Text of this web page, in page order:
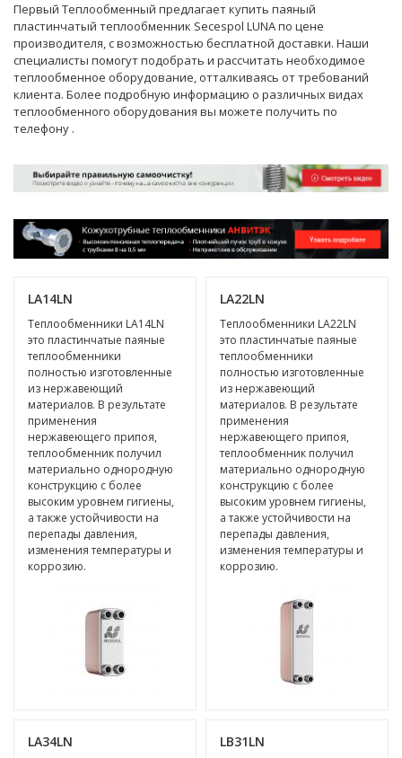
Первый Теплообменный предлагает купить паяный
пластинчатый теплообменник Secespol LUNA по цене
производителя, с возможностью бесплатной доставки. Наши
специалисты помогут подобрать и рассчитать необходимое
теплообменное оборудование, отталкиваясь от требований
клиента. Более подробную информацию о различных видах
теплообменного оборудования вы можете получить по
телефону .
LA14LN
Теплообменники LA14LN
это пластинчатые паяные
теплообменники
полностью изготовленные
из нержавеющий
материалов. В результате
применения
нержавеющего припоя,
теплообменник получил
материально однородную
конструкцию с более
высоким уровнем гигиены,
а также устойчивости на
перепады давления,
изменения температуры и
коррозию.
LA22LN
Теплообменники LA22LN
это пластинчатые паяные
теплообменники
полностью изготовленные
из нержавеющий
материалов. В результате
применения
нержавеющего припоя,
теплообменник получил
материально однородную
конструкцию с более
высоким уровнем гигиены,
а также устойчивости на
перепады давления,
изменения температуры и
коррозию.
LA34LN LB31LN